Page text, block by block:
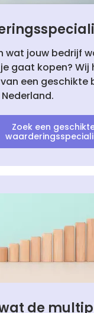
wat jouw bedrijf
gaat kopen? Wij
een geschikte
Zoek een
de